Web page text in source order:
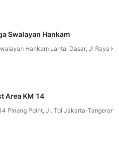
Swalayan Hankam
Hankam Lantai Dasar, Jl Raya
Area KM 14
Pinang Point, Jl. Tol Jakarta-